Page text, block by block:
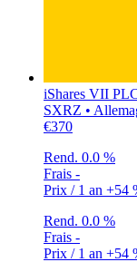
iShares VII
SXRZ •
€370
Rend. 0.0 %
Frais -
Prix / 1 an +54
Rend. 0.0 %
Frais -
Prix / 1 an +54